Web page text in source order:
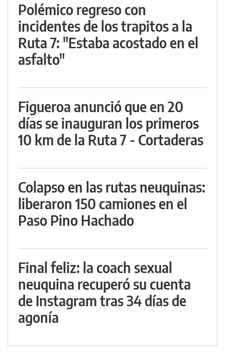
Polémico regreso con
incidentes de los trapitos a la
Ruta 7: "Estaba acostado en el
asfalto"
Figueroa anunció que en 20
días se inauguran los primeros
10 km de la Ruta 7 - Cortaderas
Colapso en las rutas neuquinas:
liberaron 150 camiones en el
Paso Pino Hachado
Final feliz: la coach sexual
neuquina recuperó su cuenta
de Instagram tras 34 días de
agonía